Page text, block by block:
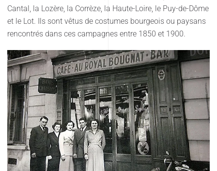
Cantal, la Lozère, la Corrèze, la Haute-Loire, le Puy-de-Dôme
et le Lot. Ils sont vêtus de costumes bourgeois ou paysans
rencontrés dans ces campagnes entre 1850 et 1900.